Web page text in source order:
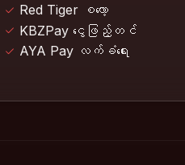
Red Tiger စလော့
KBZPay ငွေဖြည့်တင်
AYA Pay လက်ခံရေး